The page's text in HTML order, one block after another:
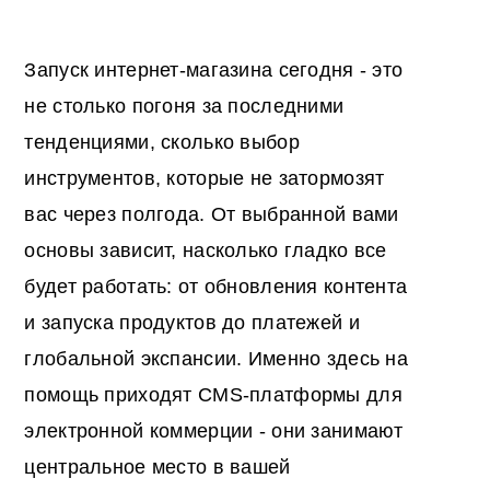
Запуск интернет-магазина сегодня - это
не столько погоня за последними
тенденциями, сколько выбор
инструментов, которые не затормозят
вас через полгода. От выбранной вами
основы зависит, насколько гладко все
будет работать: от обновления контента
и запуска продуктов до платежей и
глобальной экспансии. Именно здесь на
помощь приходят CMS-платформы для
электронной коммерции - они занимают
центральное место в вашей